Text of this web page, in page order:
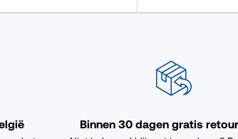
Binnen 30 dagen gratis